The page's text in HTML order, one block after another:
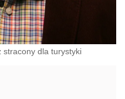
stracony dla turystyki